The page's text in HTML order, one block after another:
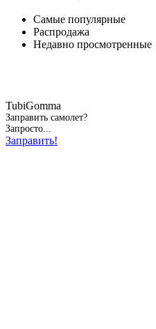
Самые популярные
Распродажа
Недавно просмотренные
TubiGomma
Заправить самолет?
Запросто...
Заправить!